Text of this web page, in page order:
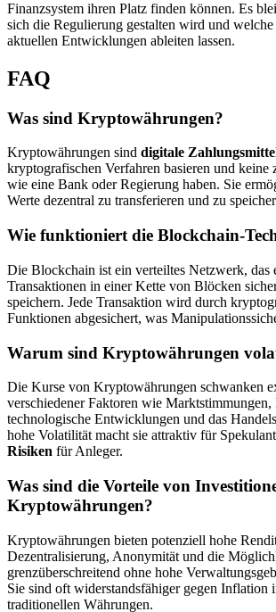
Finanzsystem ihren Platz finden können. Es
sich die Regulierung gestalten wird und welche
aktuellen Entwicklungen ableiten lassen.
FAQ
Was sind Kryptowährungen?
Kryptowährungen sind digitale
kryptografischen Verfahren basieren und keine
wie eine Bank oder Regierung haben. Sie
Werte dezentral zu transferieren und zu
Wie funktioniert die Blockchain-
Die Blockchain ist ein verteiltes Netzwerk, das
Transaktionen in einer Kette von Blöcken
speichern. Jede Transaktion wird durch
Funktionen abgesichert, was
Warum sind Kryptowährungen
Die Kurse von Kryptowährungen schwanken
verschiedener Faktoren wie Marktstimmungen,
technologische Entwicklungen und das
hohe Volatilität macht sie attraktiv für
Risiken für Anleger.
Was sind die Vorteile von
Kryptowährungen?
Kryptowährungen bieten potenziell hohe
Dezentralisierung, Anonymität und die
grenzüberschreitend ohne hohe
Sie sind oft widerstandsfähiger gegen Inflation
traditionellen Währungen.